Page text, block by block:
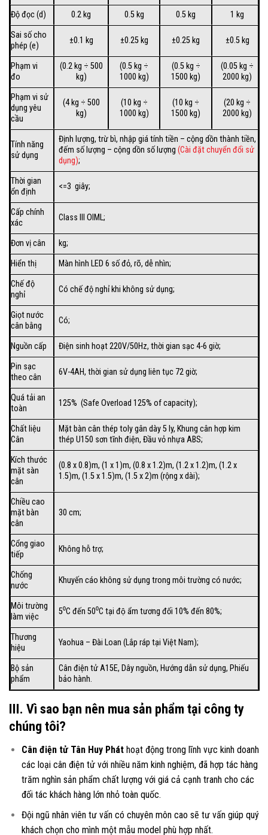
Độ đọc (d) 0.2 kg 0.5 kg 0.5 kg
1 kg
Sai số cho
phép (e)
±0.1 kg ±0.25 kg ±0.25 kg ±0.5 kg
Phạm vi
đo
(0.2 kg ÷ 500
kg)
(0.5 kg ÷
1000 kg)
(0.5 kg ÷
1500 kg)
(0.05 kg ÷
2000 kg)
Phạm vi sử
dụng yêu
cầu
(4 kg ÷ 500
kg)
(10 kg ÷
1000 kg)
(10 kg ÷
1500 kg)
(20 kg ÷
2000 kg)
Tính năng
sử dụng
Định lượng, trừ bì, nhập giá tính tiền – cộng dồn thành tiền,
đếm số lượng – cộng dồn số lượng(Cài đặt chuyển đổi sử
dụng);
Thời gian
ổn định
<=3 giây;
Cấp chính
xác
Class III OIML;
Đơn vị cân
kg;
Hiển thị
Màn hình LED 6 số đỏ, rõ, dễ nhìn;
Chế độ
nghỉ
Có chế độ nghỉ khi không sử dụng;
Giọt nước
cân bằng
Có;
Nguồn cấp
Điện sinh hoạt 220V/50Hz, thời gian sạc 4-6 giờ;
Pin sạc
theo cân
6V-4AH, thời gian sử dụng liên tục 72 giờ;
Quá tải an
toàn
125% (Safe Overload 125% of capacity);
Chất liệu
Cân
Mặt bàn cân thép toly gân dày 5 ly, Khung cân hợp kim
thép U150 sơn tĩnh điện, Đầu vỏ nhựa ABS;
Kích thước
mặt sàn
cân
(0.8 x 0.8)m, (1 x 1)m, (0.8 x 1.2)m, (1.2 x 1.2)m, (1.2 x
1.5)m, (1.5 x 1.5)m, (1.5 x 2)m (rộng x dài);
Chiều cao
mặt bàn
cân
30 cm;
Cổng giao
tiếp
Không hỗ trợ;
Chống
nước
Khuyến cáo không sử dụng trong môi trường có nước;
Môi trường
làm việc
5⁰C đến 50⁰C tại độ ẩm tương đối 10% đến 80%;
Thương
hiệu
Yaohua – Đài Loan (Lắp ráp tại Việt Nam);
Bộ sản
phẩm
Cân điện tử A15E, Dây nguồn, Hướng dẫn sử dụng, Phiếu
bảo hành.
III. Vì sao bạn nên mua sản phẩm tại công ty
chúng tôi?
Cân điện tử Tân Huy Pháthoạt động trong lĩnh vực kinh doanh
các loại cân điện tửvới nhiều năm kinh nghiệm, đã hợp tác hàng
trăm nghìn sản phẩm chất lượng với giá cả cạnh tranh cho các
đối tác khách hàng lớn nhỏ toàn quốc.
Đội ngũ nhân viên tư vấn có chuyên môn cao sẽ tư vấn giúp quý
khách chọn cho mình một mẫu model phù hợp nhất.